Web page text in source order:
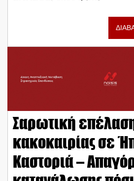
Σαρωτική
κακοκαιρίας σε
Καστοριά –